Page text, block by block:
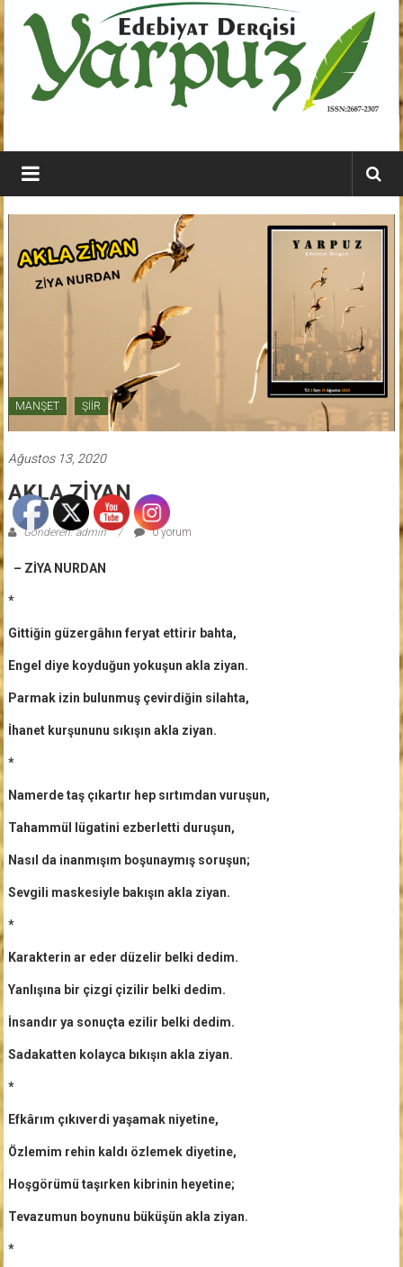
geç
YARPUZ
Edebiyat
Dergisi
Kahramanmaraş'ın
MANŞET ŞİİR
Ağustos 13, 2020
AKLA ZİYAN
Gönderen: admin 0 yorum
– ZİYA NURDAN
*
Gittiğin güzergâhın feryat ettirir bahta,
Engel diye koyduğun yokuşun akla ziyan.
Parmak izin bulunmuş çevirdiğin silahta,
İhanet kurşununu sıkışın akla ziyan.
*
Namerde taş çıkartır hep sırtımdan vuruşun,
Tahammül lügatini ezberletti duruşun,
Nasıl da inanmışım boşunaymış soruşun;
Sevgili maskesiyle bakışın akla ziyan.
*
Karakterin ar eder düzelir belki dedim.
Yanlışına bir çizgi çizilir belki dedim.
İnsandır ya sonuçta ezilir belki dedim.
Sadakatten kolayca bıkışın akla ziyan.
*
Efkârım çıkıverdi yaşamak niyetine,
Özlemim rehin kaldı özlemek diyetine,
Hoşgörümü taşırken kibrinin heyetine;
Tevazumun boynunu büküşün akla ziyan.
*